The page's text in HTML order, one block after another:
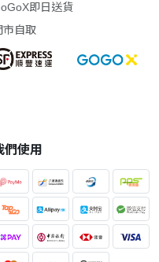
即日送貨
市自取
們使用